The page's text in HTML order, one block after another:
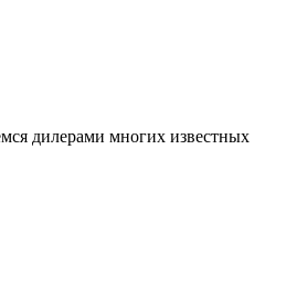
дилерами многих известных